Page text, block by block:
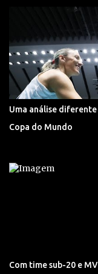
Uma análise diferente
Copa do Mundo
Com time sub-20 e